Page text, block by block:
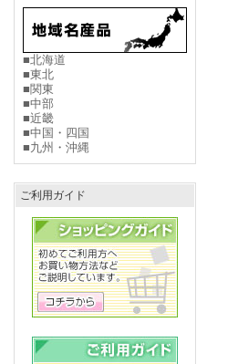
■北海道
■東北
■関東
■中部
■近畿
■中国・四国
■九州・沖縄
ご利用ガイド